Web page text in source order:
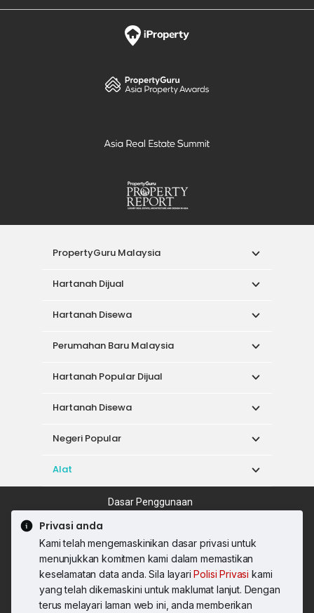
Privasi anda
Kami telah mengemaskinikan dasar privasi untuk
menunjukkan komitmen kami dalam memastikan
keselamatan data anda. Sila layariPolisi Privasi kami
yang telah dikemaskini untuk maklumat lanjut. Dengan
terus melayari laman web ini, anda memberikan
PropertyGuru Malaysia
Hartanah Dijual
Hartanah Disewa
Perumahan Baru Malaysia
Hartanah Popular Dijual
Hartanah Disewa
Negeri Popular
Alat
Dasar Penggunaan
Syarat Perkhidmatan
© 2026 PropertyGuru International (Malaysia)
Sdn. Bhd.
201001036744 (920667-W) Semua hak
terpelihara